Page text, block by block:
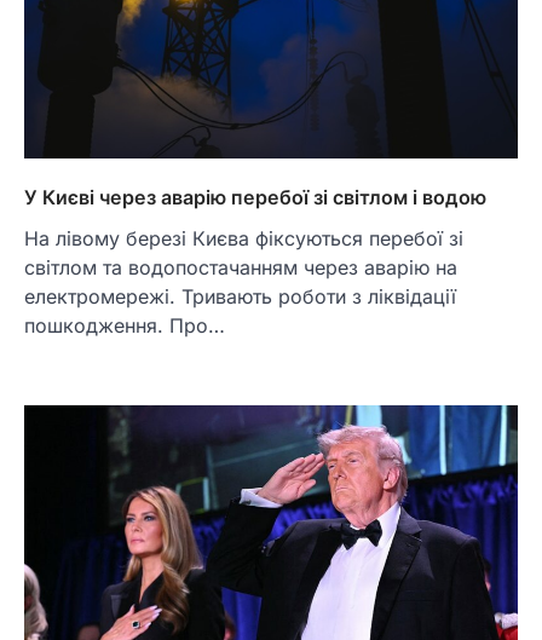
У Києві через аварію перебої зі світлом і водою
На лівому березі Києва фіксуються перебої зі
світлом та водопостачанням через аварію на
електромережі. Тривають роботи з ліквідації
пошкодження. Про…